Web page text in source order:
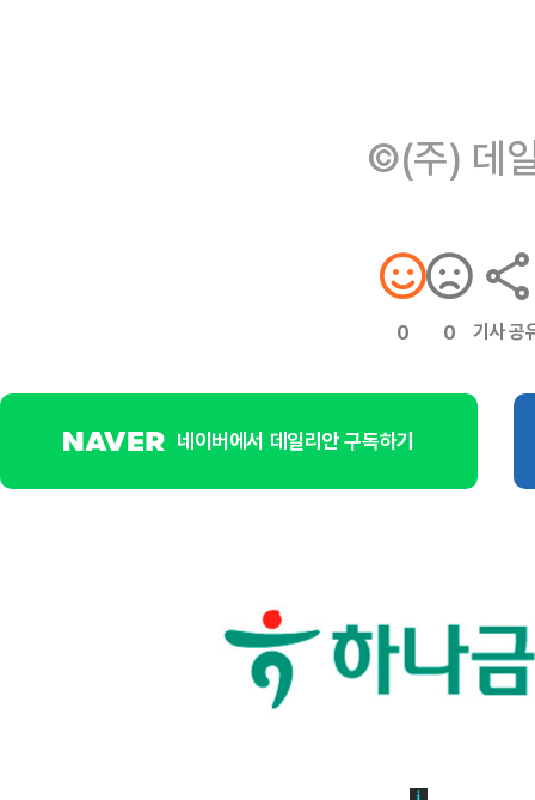
©(주) 데
0 0 기사 공
네이버에서 데일리안 구독하기